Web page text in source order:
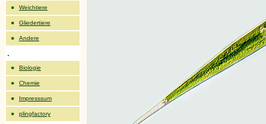
Weichtiere
Gliedertiere
Andere
.
Biologie
Chemie
Impresssum
plingfactory